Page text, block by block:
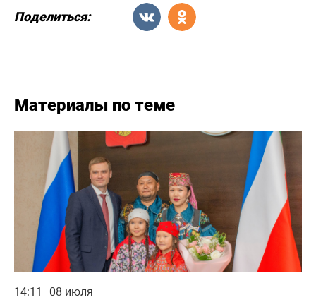
Поделиться:
Материалы по теме
14:11 08 июля